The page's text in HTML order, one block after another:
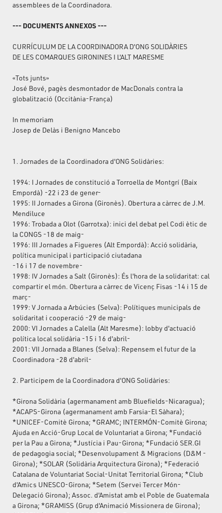
assemblees de la Coordinadora.
--- DOCUMENTS ANNEXOS ---
CURRÍCULUM DE LA COORDINADORA D'ONG SOLIDÀRIES
DE LES COMARQUES GIRONINES I L'ALT MARESME
«Tots junts»
José Bové, pagès desmontador de MacDonals contra la
globalització (Occitània-França)
In memoriam
Josep de Delàs i Benigno Mancebo
1. Jornades de la Coordinadora d'ONG Solidàries:
1994: I Jornades de constitució a Torroella de Montgrí (Baix
Empordà) -22 i 23 de gener-
1995: II Jornades a Girona (Gironès). Obertura a càrrec de J.M.
Mendiluce
1996: Trobada a Olot (Garrotxa): inici del debat pel Codi ètic de
la CONGS -18 de maig-
1996: III Jornades a Figueres (Alt Empordà): Acció solidària,
política municipal i participació ciutadana
-16 i 17 de novembre-
1998: IV Jornades a Salt (Gironès): És l'hora de la solidaritat: cal
compartir el món. Obertura a càrrec de Vicenç Fisas -14 i 15 de
març-
1999: V Jornada a Arbúcies (Selva): Polítiques municipals de
solidaritat i cooperació -29 de maig-
2000: VI Jornades a Calella (Alt Maresme): lobby d'actuació
política local solidària -15 i 16 d'abril-
2001: VII Jornada a Blanes (Selva): Repensem el futur de la
Coordinadora -28 d'abril-
2. Participem de la Coordinadora d'ONG Solidàries:
*Girona Solidària (agermanament amb Bluefields-Nicaragua);
*ACAPS-Girona (agermanament amb Farsia-El Sàhara);
*UNICEF-Comitè Girona; *GRAMC; INTERMÓN-Comitè Girona;
Ajuda en Acció-Grup Local de Voluntariat a Girona; *Fundació
per la Pau a Girona; *Justícia i Pau-Girona; *Fundació SER.GI
de pedagogia social; *Desenvolupament & Migracions (D&M -
Girona); *SOLAR (Solidària Arquitectura Girona); *Federació
Catalana de Voluntariat Social-Unitat Territorial Girona; *Club
d'Amics UNESCO-Girona; *Setem (Servei Tercer Món-
Delegació Girona); Assoc. d'Amistat amb el Poble de Guatemala
a Girona; *GRAMISS (Grup d'Animació Missionera de Girona);